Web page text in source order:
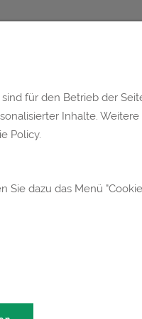
Doskar
für den Betrieb der
Inhalte. Weitere
Policy.
Sie dazu das Menü